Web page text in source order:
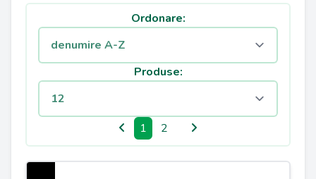
Ordonare:
Produse:
1 2